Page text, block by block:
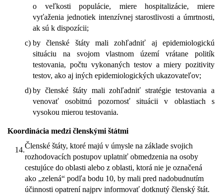
o veľkosti populácie, miere hospitalizácie, miere
vyťaženia jednotiek intenzívnej starostlivosti a úmrtnosti,
ak sú k dispozícii;
c) by členské štáty mali zohľadniť aj epidemiologickú
situáciu na svojom vlastnom území vrátane politík
testovania, počtu vykonaných testov a miery pozitivity
testov, ako aj iných epidemiologických ukazovateľov;
d)by členské štáty mali zohľadniť stratégie testovania a
venovať osobitnú pozornosť situácii v oblastiach s
vysokou mierou testovania.
Koordinácia medzi členskými štátmi
14.Členské štáty, ktoré majú v úmysle na základe svojich
rozhodovacích postupov uplatniť obmedzenia na osoby
cestujúce do oblasti alebo z oblasti, ktorá nie je označená
ako „zelená“ podľa bodu 10, by mali pred nadobudnutím
účinnosti opatrení najprv informovať dotknutý členský štát.